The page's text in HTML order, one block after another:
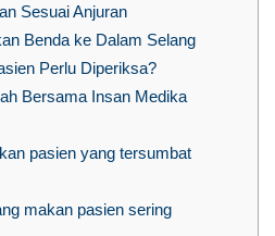
Sesuai Anjuran
Benda ke Dalam Selang
Perlu Diperiksa?
Bersama Insan Medika
pasien yang tersumbat
makan pasien sering